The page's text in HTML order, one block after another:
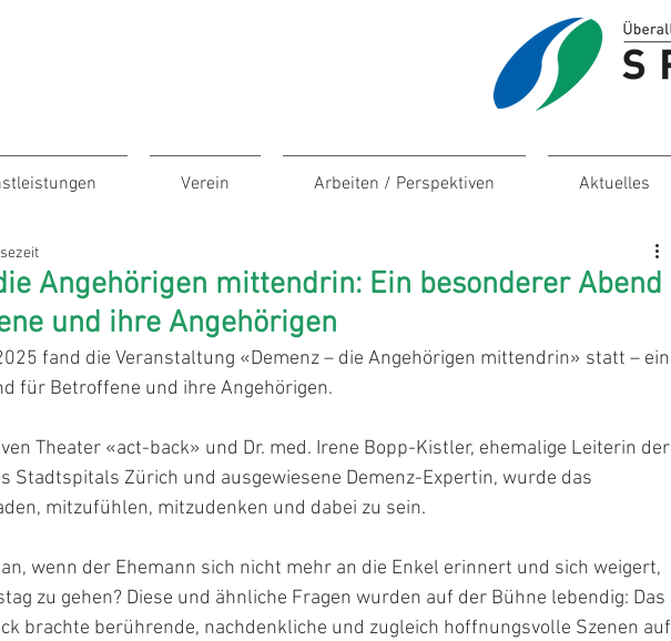
Verein Arbeiten / Perspektiven Aktuelles
Angehörigen mittendrin: Ein besonderer Abend
und ihre Angehörigen
fand die Veranstaltung «Demenz – die Angehörigen mittendrin» statt – ein
für Betroffene und ihre Angehörigen.
Theater «act-back» und Dr. med. Irene Bopp-Kistler, ehemalige Leiterin der
Stadtspitals Zürich und ausgewiesene Demenz-Expertin, wurde das
mitzufühlen, mitzudenken und dabei zu sein.
wenn der Ehemann sich nicht mehr an die Enkel erinnert und sich weigert,
zu gehen? Diese und ähnliche Fragen wurden auf der Bühne lebendig: Das
brachte berührende, nachdenkliche und zugleich hoffnungsvolle Szenen auf